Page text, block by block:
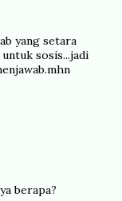
yang setara
sosis...jadi
berapa?